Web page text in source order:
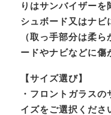
りはサンバイザーを
シュボード又はナビ
（取っ手部分は柔
ードやナビなどに傷
【サイズ選び】
・フロントガラス
イズをご選択くださ